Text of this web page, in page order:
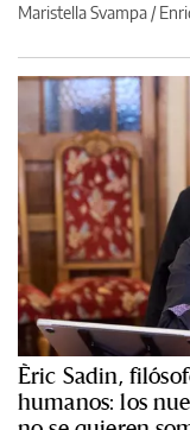
Maristella Svampa /
Èric Sadin,
humanos: los